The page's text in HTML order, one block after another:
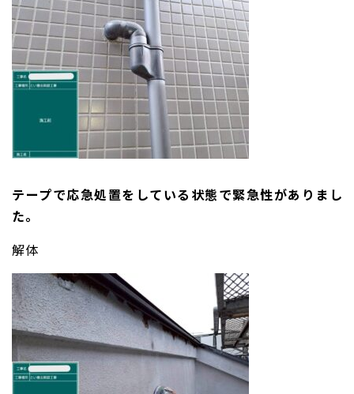
テープで応急処置をしている状態で緊急性がありまし
た。
解体